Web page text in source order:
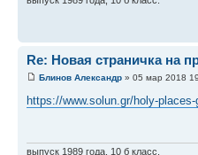
Re: Новая страничка на
Блинов Александр » 05 мар 2018
https://www.solun.gr/holy-places-
выпуск 1989 года, 10 б класс.